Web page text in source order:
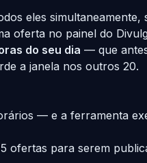
eles
oferta no painel do
do seu dia — que
a janela nos outros 20.
— e a ferramenta
ofertas para serem